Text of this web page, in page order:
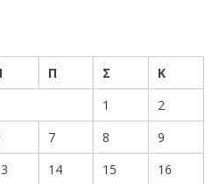
Π Σ
Κ
1
2
7 8
9
14 15 16